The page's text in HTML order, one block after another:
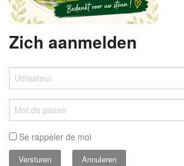
Zich aanmelden
Se rappeler de moi
Annuleren